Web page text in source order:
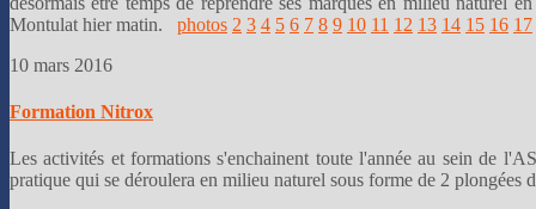
Montulat hier matin. photos 2 3 4 5 6 7 8 9 10 11 12 13 14 15 16 17
10 mars 2016
Formation Nitrox
Les activités et formations s'enchainent toute l'année au sein de
pratique qui se déroulera en milieu naturel sous forme de 2 plongées